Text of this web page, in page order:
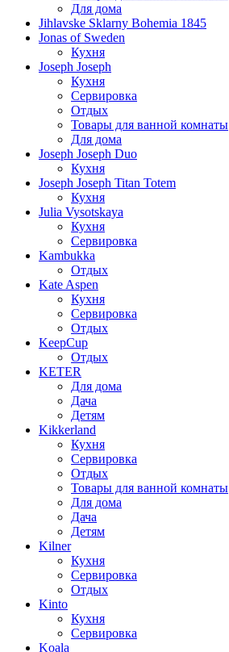
Для дома
Jihlavske Sklarny Bohemia 1845
Jonas of Sweden
Кухня
Joseph Joseph
Кухня
Сервировка
Отдых
Товары для ванной комнаты
Для дома
Joseph Joseph Duo
Кухня
Joseph Joseph Titan Totem
Кухня
Julia Vysotskaya
Кухня
Сервировка
Kambukka
Отдых
Kate Aspen
Кухня
Сервировка
Отдых
KeepCup
Отдых
KETER
Для дома
Дача
Детям
Kikkerland
Кухня
Сервировка
Отдых
Товары для ванной комнаты
Для дома
Дача
Детям
Kilner
Кухня
Сервировка
Отдых
Kinto
Кухня
Сервировка
Koala